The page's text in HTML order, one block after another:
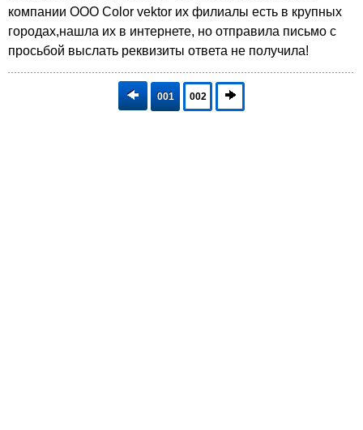
компании ООО Color vektor их филиалы есть в крупных
городах,нашла их в интернете, но отправила письмо с
просьбой выслать реквизиты ответа не получила!
001 002